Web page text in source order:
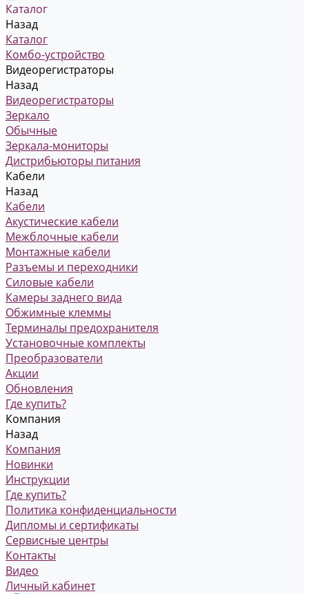
Каталог
Назад
Каталог
Комбо-устройство
Видеорегистраторы
Назад
Видеорегистраторы
Зеркало
Обычные
Зеркала-мониторы
Дистрибьюторы питания
Кабели
Назад
Кабели
Акустические кабели
Межблочные кабели
Монтажные кабели
Разъемы и переходники
Силовые кабели
Камеры заднего вида
Обжимные клеммы
Терминалы предохранителя
Установочные комплекты
Преобразователи
Акции
Обновления
Где купить?
Компания
Назад
Компания
Новинки
Инструкции
Где купить?
Политика конфиденциальности
Дипломы и сертификаты
Сервисные центры
Контакты
Видео
Личный кабинет